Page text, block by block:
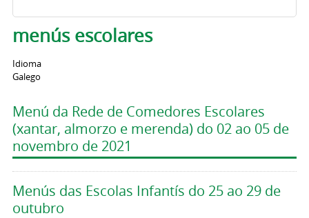
menús escolares
Idioma
Galego
Menú da Rede de Comedores Escolares
(xantar, almorzo e merenda) do 02 ao 05 de
novembro de 2021
Menús das Escolas Infantís do 25 ao 29 de
outubro